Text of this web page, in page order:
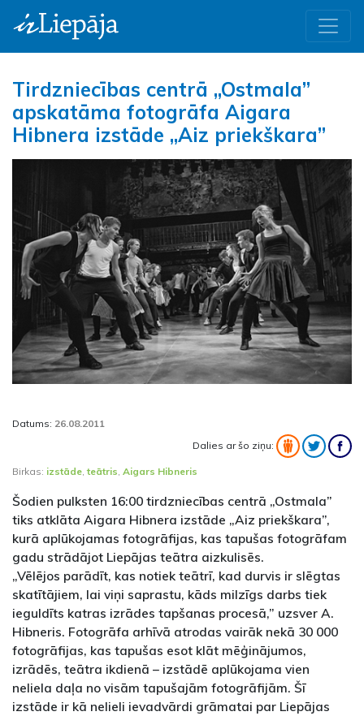
Tirdzniecības centrā „Ostmala”
apskatāma fotogrāfa Aigara
Hibnera izstāde „Aiz priekškara”
Datums: 26.08.2011
Dalies ar šo ziņu:
Birkas: izstāde,teātris, Aigars Hibneris
Šodien pulksten 16:00 tirdzniecības centrā „Ostmala”
tiks atklāta Aigara Hibnera izstāde „Aiz priekškara”,
kurā aplūkojamas fotogrāfijas, kas tapušas fotogrāfam
gadu strādājot Liepājas teātra aizkulisēs.
„Vēlējos parādīt, kas notiek teātrī, kad durvis ir slēgtas
skatītājiem, lai viņi saprastu, kāds milzīgs darbs tiek
ieguldīts katras izrādes tapšanas procesā,” uzsver A.
Hibneris. Fotogrāfa arhīvā atrodas vairāk nekā 30 000
fotogrāfijas, kas tapušas esot klāt mēģinājumos,
izrādēs, teātra ikdienā – izstādē aplūkojama vien
neliela daļa no visām tapušajām fotogrāfijām. Šī
izstāde ir kā nelieli ievadvārdi grāmatai par Liepājas